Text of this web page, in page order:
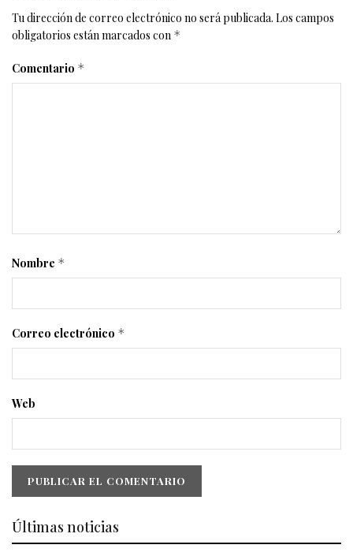
Tu dirección de correo electrónico no será publicada. Los campos
obligatorios están marcados con *
Comentario *
Nombre *
Correo electrónico *
Web
Últimas noticias